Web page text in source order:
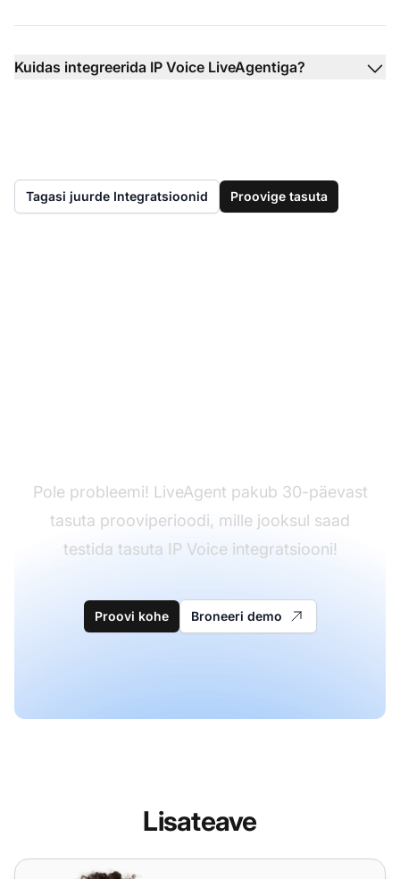
Kuidas integreerida IP Voice LiveAgentiga?
Tagasi juurde Integratsioonid Proovige tasuta
Pole probleemi! LiveAgent pakub 30-päevast
tasuta prooviperioodi, mille jooksul saad
testida tasuta IP Voice integratsiooni!
Proovi kohe Broneeri demo
Lisateave
iPlan